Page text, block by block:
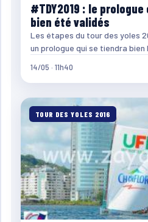
#TDY2019 : le
bien été validés
Les étapes du tour des yoles
un prologue qui se tiendra bien
14/05 · 11h40
TOUR DES YOLES 2016